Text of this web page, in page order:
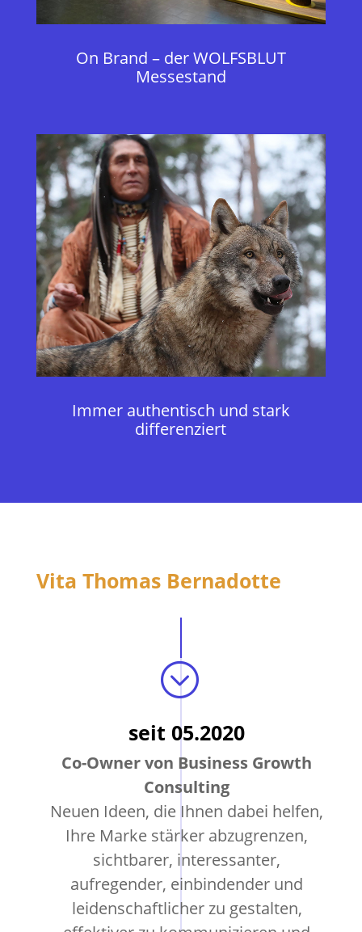
On Brand – der WOLFSBLUT
Messestand
Immer authentisch und stark
differenziert
Vita Thomas Bernadotte
;
seit 05.2020
Co-Owner von Business Growth
Consulting
Neuen Ideen, die Ihnen dabei helfen,
Ihre Marke stärker abzugrenzen,
sichtbarer, interessanter,
aufregender, einbindender und
leidenschaftlicher zu gestalten,